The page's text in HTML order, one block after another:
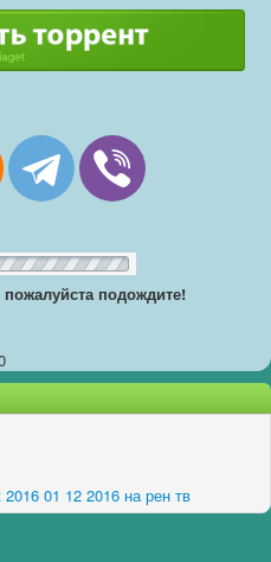
подождите!
01 12 2016 на рен тв